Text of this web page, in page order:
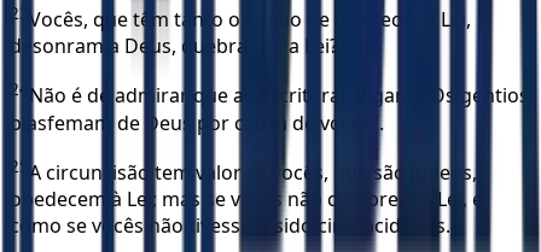
23 Vocês, que têm tanto orgulho de conhecer a Lei,
desonram a Deus, quebrando a Lei?
24 Não é de admirar que as Escrituras digam: “Os gentios
blasfemam de Deus por causa de vocês”.
25 A circuncisão tem valor se vocês, que são judeus,
obedecem à Lei; mas se vocês não cumprem a Lei, é
como se vocês não tivessem sido circuncidados.